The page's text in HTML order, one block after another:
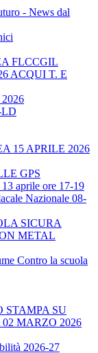
- News dal
FLCCGIL
ACQUI T. E
LD
15 APRILE 2026
GPS
aprile ore 17-19
Nazionale 08-
SICURA
METAL
Contro la scuola
STAMPA SU
MARZO 2026
2026-27